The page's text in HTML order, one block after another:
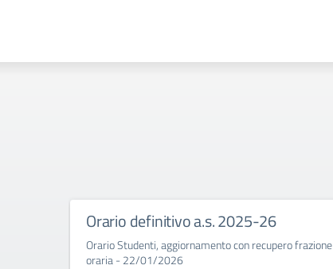
Orario definitivo a.s. 2025-26
Orario Studenti, aggiornamento con recupero frazione
oraria - 22/01/2026